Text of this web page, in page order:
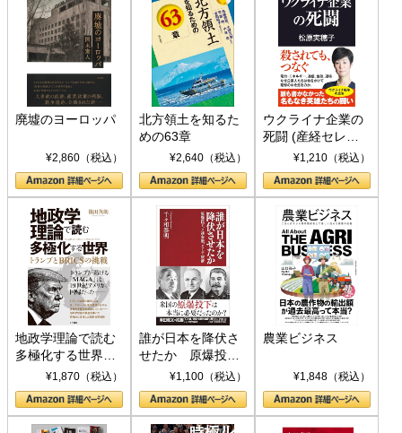
廃墟のヨーロッパ
¥2,860（税込）
北方領土を知るた
めの63章
¥2,640（税込）
ウクライナ企業の
死闘 (産経セレク
ト S 039)¥1,210（税込）
地政学理論で読む
多極化する世界：
トランプとBRICS
の挑戦
¥1,870（税込）
誰が日本を降伏さ
せたか 原爆投
下、ソ連参戦、そ
して聖断 (PHP新
書)
¥1,100（税込）
農業ビジネス
¥1,848（税込）